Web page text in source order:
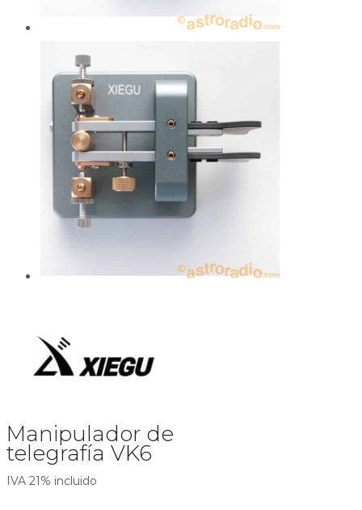
Manipulador de
telegrafía VK6
IVA 21% incluido